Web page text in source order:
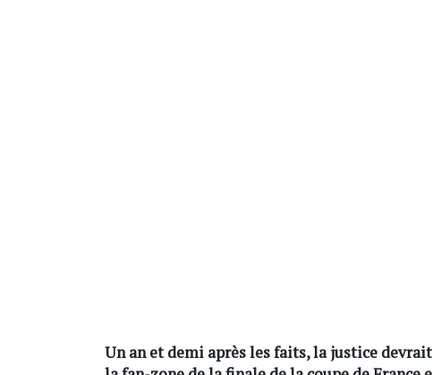
Un an et demi après les faits, la justice